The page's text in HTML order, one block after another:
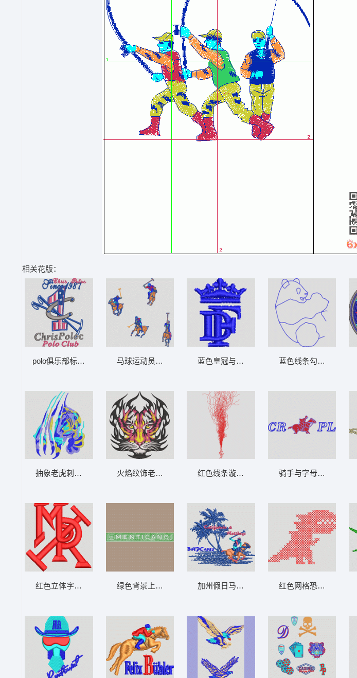
相关花版：
polo俱乐部标志设计 男装
抽象老虎刺绣图案 男装
红色立体字母标志 男装
马球运动员图案设计 男装
火焰纹饰老虎头像 男装
绿色背景上的“MENTICANO”字样 男装
蓝色皇冠与字母徽标 男装
红色线条漩涡图示 男装
加州假日马术图案 男装
蓝色线条勾勒熊猫轮
骑手与字母标志 男装
红色网格恐龙图案 男装